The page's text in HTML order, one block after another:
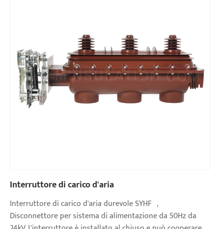
Interruttore di carico d'aria
Interruttore di carico d'aria durevole SYHF ，
Disconnettore per sistema di alimentazione da 50Hz da